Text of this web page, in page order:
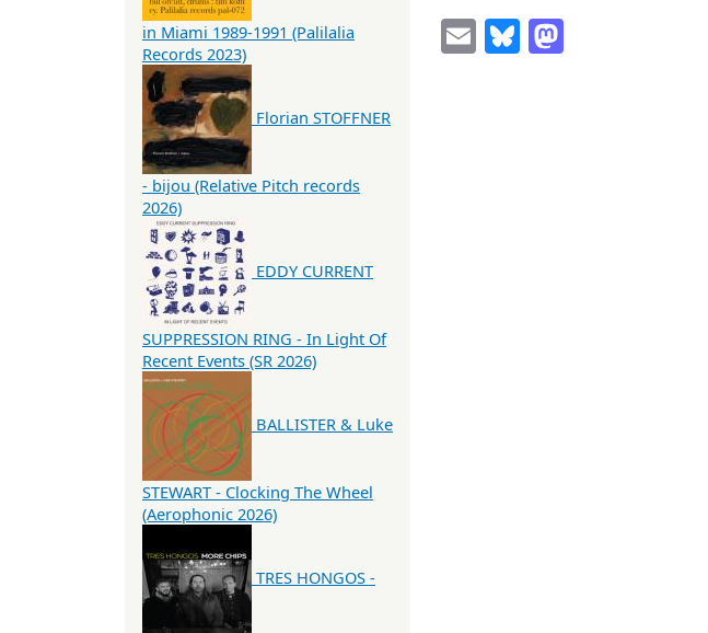
EmailBluesky
in Miami 1989-1991 (Palilalia
Records 2023)
Florian STOFFNER
- bijou (Relative Pitch records
2026)
EDDY CURRENT
SUPPRESSION RING - In Light Of
Recent Events (SR 2026)
BALLISTER & Luke
STEWART - Clocking The Wheel
(Aerophonic 2026)
TRES HONGOS -